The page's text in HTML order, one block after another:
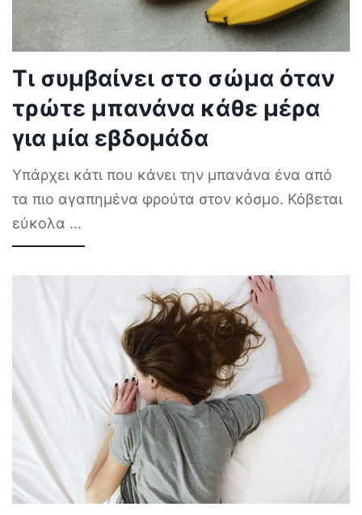
Τι συμβαίνει στο σώμα όταν
τρώτε μπανάνα κάθε μέρα
για μία εβδομάδα
Υπάρχει κάτι που κάνει την μπανάνα ένα από
τα πιο αγαπημένα φρούτα στον κόσμο. Κόβεται
εύκολα ...